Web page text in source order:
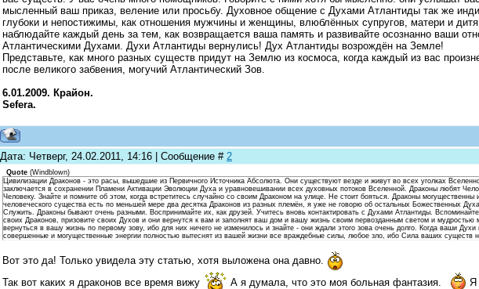
мысленный ваш приказ, веление или просьбу. Духовное общение с Духами Атлантиды так же
глубоки и непостижимы, как отношения мужчины и женщины, влюблённых супругов, матери и
наблюдайте каждый день за тем, как возвращается ваша память и развивайте осознанно ваши
Атлантическими Духами. Духи Атлантиды вернулись! Дух Атлантиды возрождён на Земле!
Представьте, как много разных существ придут на Землю из космоса, когда каждый из вас
после великого забвения, могучий Атлантический Зов.
6.01.2009. Крайон.
Sefera.
Дата: Четверг, 24.02.2011, 14:16 | Сообщение # 2
Quote (Windblown)
Цивилизации Драконов - это расы, вышедшие из Первичного Источника Абсолюта. Они существуют везде и живут во всех уголках
заключается в сохранении Пламени Активации Эволюции Духа и уравновешивании всех духовных потоков Вселенной. Драконы любят
Человеку. Знайте и помните об этом, когда встретитесь случайно со своим Драконом на улице. Не стоит бояться. Драконы
человеческого существа есть по меньшей мере два десятка Драконов из разных племён, я уже не говорю об остальных Божественных
Служить. Драконы бывают очень разными. Воспринимайте их, как друзей. Учитесь вновь контактировать с Духами Атлантиды.
своих Драконов, призовите своих Духов и они вернутся к вам и заполнят ваш дом и вашу жизнь своим первозданным светом и мудростью
вернуться в вашу жизнь по первому зову, ибо для них ничего не изменилось и знайте - они ждали этого зова очень долго. Когда ваши Духи
совершенные и могущественные энергии полностью вытеснят из вашей жизни все враждебные силы, любое зло, ибо Сила ваших существ
Вот это да! Только увидела эту статью, хотя выложена она давно.
Так вот каких я драконов все время вижу
А я думала, что это моя больная фантазия.
Я